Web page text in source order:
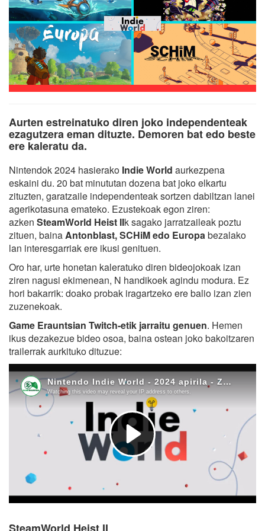
Aurten estreinatuko diren joko independenteak
ezagutzera eman dituzte. Demoren bat edo beste
ere kaleratu da.
Nintendok 2024 hasierako Indie World aurkezpena
eskaini du. 20 bat minututan dozena bat joko elkartu
zituzten, garatzaile independenteak sortzen dabiltzan lanei
agerikotasuna emateko. Ezustekoak egon ziren:
azken SteamWorld Heist IIk sagako jarratzaileak poztu
zituen, bainaAntonblast, SCHiM edo Europabezalako
lan interesgarriak ere ikusi genituen.
Oro har, urte honetan kaleratuko diren bideojokoak izan
ziren nagusi ekimenean, N handikoek agindu modura. Ez
hori bakarrik: doako probak iragartzeko ere balio izan zien
zuzenekoak.
Game Erauntsian Twitch-etik jarraitu genuen. Hemen
ikus dezakezue bideo osoa, baina ostean joko bakoitzaren
trailerrak aurkituko dituzue:
SteamWorld Heist II